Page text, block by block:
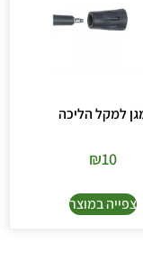
למקל הליכה
₪10
צפייה במוצר